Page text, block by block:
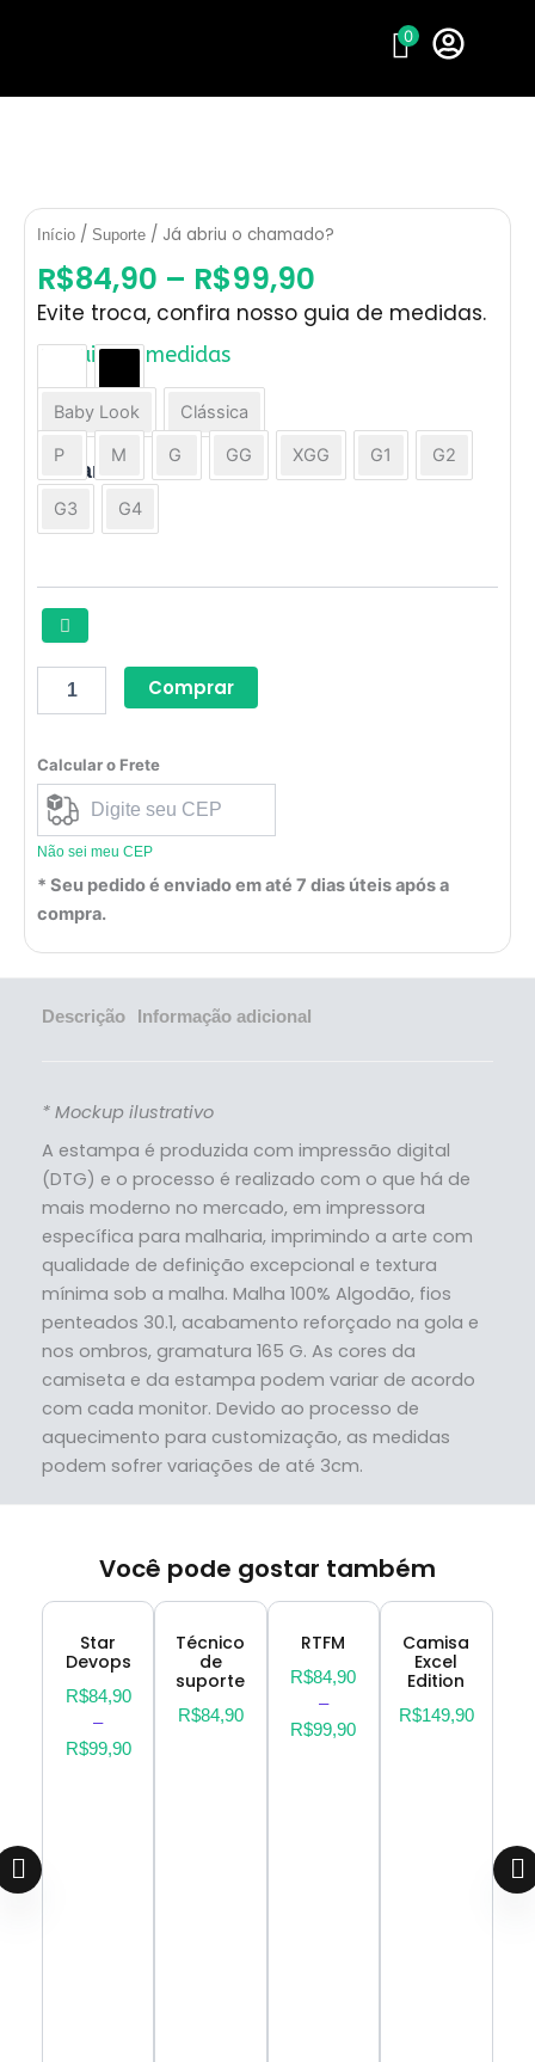
conteúdo
0
Início / Suporte / Já abriu o chamado?
R$84,90 – R$99,90
Evite troca, confira nosso guia de medidas.
Guia de medidas
Cor
Modelo
Baby Look Clássica
Tamanho
P M G GG XGG G1 G2
G3 G4
abriu
o
chamado?
quantidade
Comprar
Calcular o Frete
Não sei meu CEP
* Seu pedido é enviado em até 7 dias úteis após a
compra.
Descrição Informação adicional
* Mockup ilustrativo
A estampa é produzida com impressão digital
(DTG) e o processo é realizado com o que há de
mais moderno no mercado, em impressora
específica para malharia, imprimindo a arte com
qualidade de definição excepcional e textura
mínima sob a malha. Malha 100% Algodão, fios
penteados 30.1, acabamento reforçado na gola e
nos ombros, gramatura 165 G. As cores da
camiseta e da estampa podem variar de acordo
com cada monitor. Devido ao processo de
aquecimento para customização, as medidas
podem sofrer variações de até 3cm.
Você pode gostar também
Star
Devops
R$84,90
–
R$99,90
Técnico
de
suporte
R$84,90
RTFM
R$84,90
–
R$99,90
Camisa
Excel
Edition
R$149,90